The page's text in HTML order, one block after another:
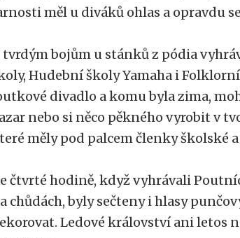
měl u diváků ohlas a opravdu
tvrdým bojům u stánků z pódia
Hudební školy Yamaha i
divadlo a komu byla zima,
nebo si něco pěkného vyrobit v
měly pod palcem členky školské
čtvrté hodině, když vyhrávali
chůdách, byly sečteny i hlasy
Ledové království ani letos